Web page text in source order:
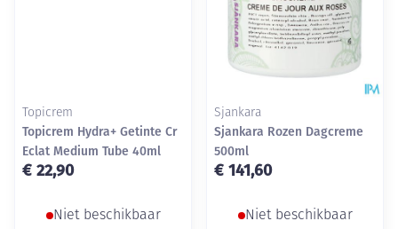
Topicrem
Topicrem Hydra+ Getinte Cr
Eclat Medium Tube 40ml
€ 22,90
Niet beschikbaar
Sjankara
Sjankara Rozen Dagcreme
500ml
€ 141,60
Niet beschikbaar